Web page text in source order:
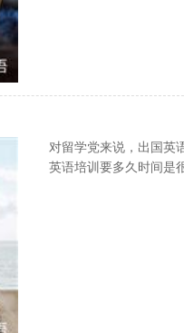
对留学党来说，出国英
英语培训要多久时间是